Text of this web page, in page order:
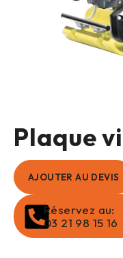
Plaque
AJOUTER AU DEVIS
Réservez au:
03 21 98 15 16